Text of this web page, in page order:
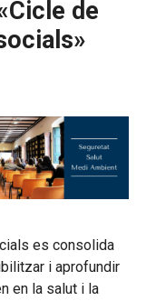
de
es consolida
i aprofundir
en la salut i la